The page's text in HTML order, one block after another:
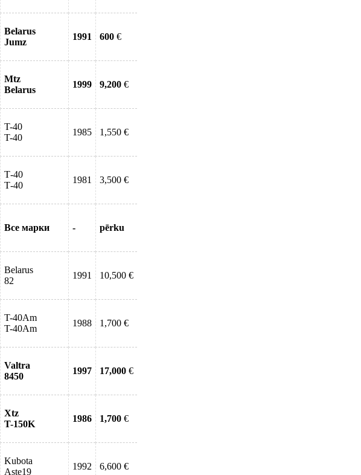
Belarus
Jumz
1991 600 €
Mtz
Belarus
1999 9,200 €
T-40
T-40
1985 1,550 €
Т-40
Т-40
1981 3,500 €
Все марки - pērku
Belarus
82
1991 10,500 €
T-40Am
T-40Am
1988 1,700 €
Valtra
8450
1997 17,000 €
Xtz
T-150K
1986 1,700 €
Kubota
Aste19
1992 6,600 €